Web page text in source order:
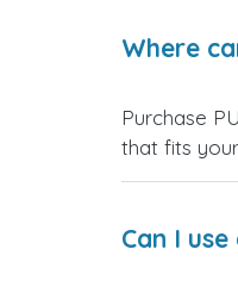
Where
Purchase
that fits
Can I